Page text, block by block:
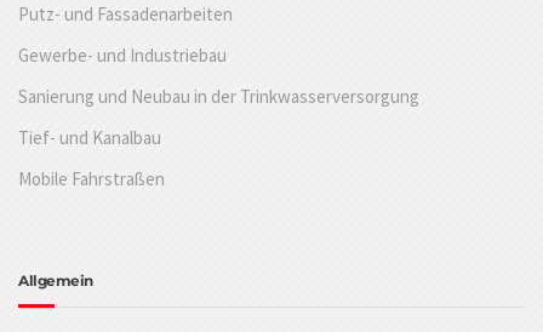
Putz- und Fassadenarbeiten
Gewerbe- und Industriebau
Sanierung und Neubau in der Trinkwasserversorgung
Tief- und Kanalbau
Mobile Fahrstraßen
Allgemein